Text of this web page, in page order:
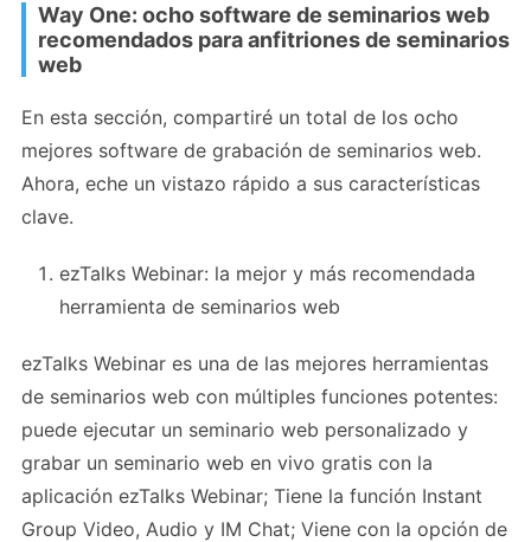
Way One: ocho software de seminarios web
recomendados para anfitriones de seminarios
web
En esta sección, compartiré un total de los ocho
mejores software de grabación de seminarios web.
Ahora, eche un vistazo rápido a sus características
clave.
ezTalks Webinar: la mejor y más recomendada
herramienta de seminarios web
ezTalks Webinar es una de las mejores herramientas
de seminarios web con múltiples funciones potentes:
puede ejecutar un seminario web personalizado y
grabar un seminario web en vivo gratis con la
aplicación ezTalks Webinar; Tiene la función Instant
Group Video, Audio y IM Chat; Viene con la opción de